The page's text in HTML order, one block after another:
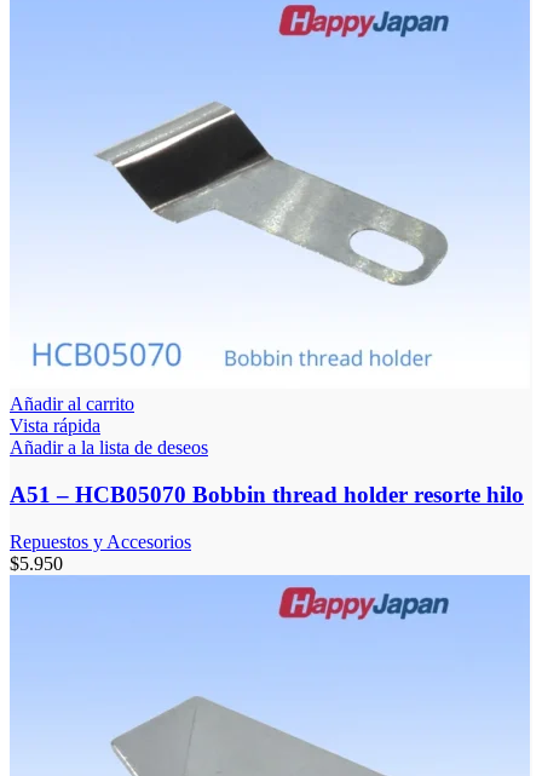
Añadir al carrito
Vista rápida
Añadir a la lista de deseos
A51 – HCB05070 Bobbin thread holder resorte hilo
Repuestos y Accesorios
$5.950